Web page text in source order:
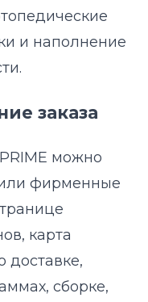
и наполнение
заказа
можно
или фирменные
карта
доставке,
сборке,